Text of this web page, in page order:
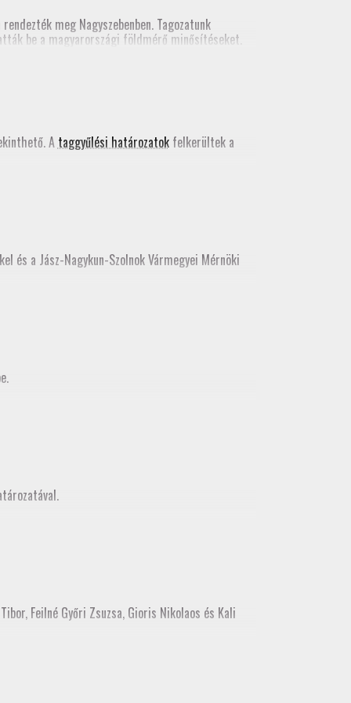
meg Nagyszebenben. Tagozatunk
be a magyarországi földmérő minősítéseket.
A taggyűlési határozatokfelkerültek a
és a Jász-Nagykun-Szolnok Vármegyei Mérnöki
Feilné Győri Zsuzsa, Gioris Nikolaos és Kali